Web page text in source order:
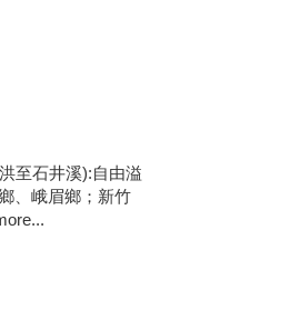
至石井溪):自由溢
、峨眉鄉；新竹